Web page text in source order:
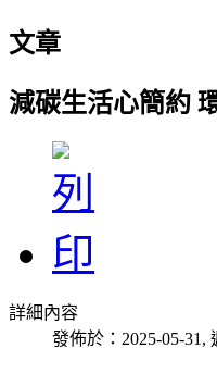
文章
減碳生活心簡約
詳細內容
發佈於：2025-05-31,